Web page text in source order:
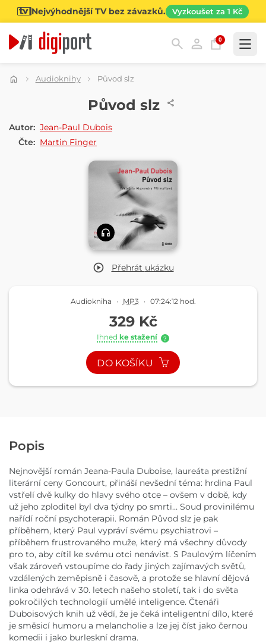
Nejvýhodnější TV bez závazků. Vyzkoušet za 1 Kč
0
Kategorie
Audioknihy Původ slz
Přehrát ukázku
Původ slz
Autor: Jean-Paul Dubois
Čte: Martin Finger
Audiokniha · MP3 · 07:24:12 hod.
329 Kč
Ihned ke stažení ?
DO KOŠÍKU
Popis
Nejnovější román Jeana-Paula Duboise, laureáta prestižní
literární ceny Goncourt, přináší nevšední téma: hrdina Paul
vstřelí dvě kulky do hlavy svého otce – ovšem v době, kdy
už jeho zploditel byl dva týdny po smrti… Soud provinilému
nařídí roční psychoterapii. Román Původ slz je pak
příběhem, který Paul vypráví svému psychiatrovi –
příběhem frustrovaného muže, který má všechny důvody
pro to, aby cítil ke svému otci nenávist. S Paulovým líčením
však zároveň vstoupíme do řady jiných zajímavých světů,
vzdálených zeměpisně i časově, a protože se hlavní dějová
linka odehrává v 30. letech našeho století, tak i do světa
pokročilých technologií umělé inteligence. Čtenáři
Duboisových knih už vědí, že je čeká inteligentní dílo, které
je směsicí humoru a melancholie a lze jej číst jako černou
komedii i jako burleskní drama.